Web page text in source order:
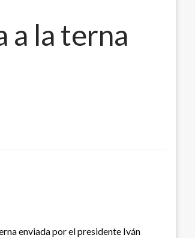
a la terna
enviada por el presidente Iván